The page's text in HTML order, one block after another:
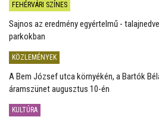
FEHÉRVÁRI SZÍNES
Sajnos az eredmény egyértelmű -
parkokban
KÖZLEMÉNYEK
A Bem József utca környékén, a Bartók
áramszünet augusztus 10-én
KULTÚRA